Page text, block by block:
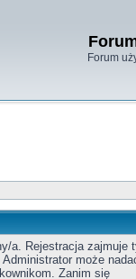
Forum
a. Rejestracja zajmuje
może
Zanim się